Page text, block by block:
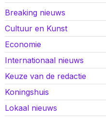
Breaking nieuws
Cultuur en Kunst
Economie
Internationaal nieuws
Keuze van de redactie
Koningshuis
Lokaal nieuws